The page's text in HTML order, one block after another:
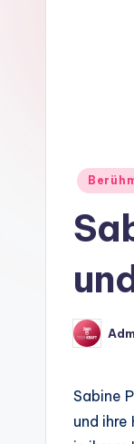
Posted
Posted
by
Sabine
und ihre